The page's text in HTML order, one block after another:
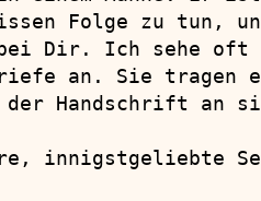
Folge zu tun,
bei Dir. Ich sehe
an. Sie tragen
der Handschrift an
innigstgeliebte